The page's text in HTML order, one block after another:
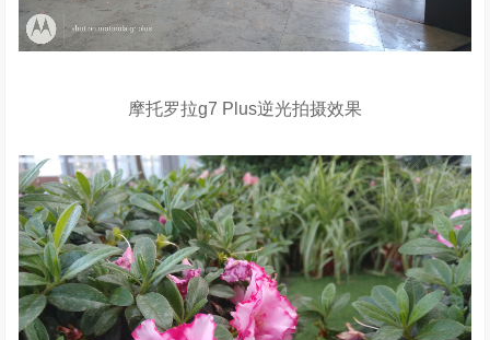
摩托罗拉g7 Plus逆光拍摄效果